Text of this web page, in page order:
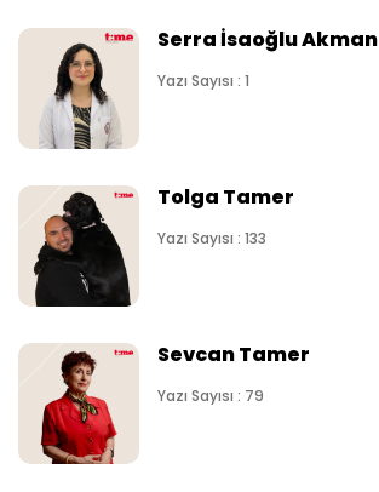
Serra İsaoğlu Akman
Yazı Sayısı : 1
Tolga Tamer
Yazı Sayısı : 133
Sevcan Tamer
Yazı Sayısı : 79